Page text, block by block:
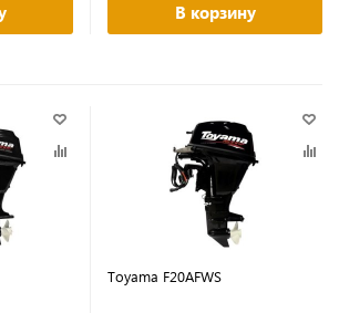
В корзину
Toyama F20AFWS